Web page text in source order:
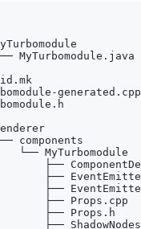
generated.cpp
MyTurbomodule
├──
├──
├──
├── Props.cpp
├── Props.h
├──